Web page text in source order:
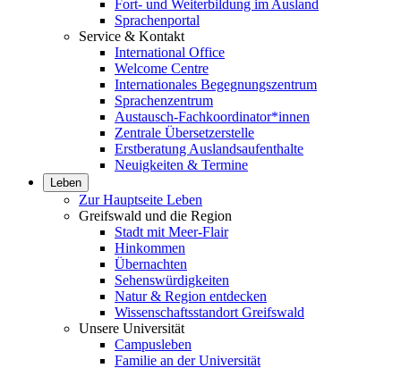
Fort- und Weiterbildung im Ausland
Sprachenportal
Service & Kontakt
International Office
Welcome Centre
Internationales Begegnungszentrum
Sprachenzentrum
Austausch-Fachkoordinator*innen
Zentrale Übersetzerstelle
Erstberatung Auslandsaufenthalte
Neuigkeiten & Termine
Leben
Zur Hauptseite Leben
Greifswald und die Region
Stadt mit Meer-Flair
Hinkommen
Übernachten
Sehenswürdigkeiten
Natur & Region entdecken
Wissenschaftsstandort Greifswald
Unsere Universität
Campusleben
Familie an der Universität